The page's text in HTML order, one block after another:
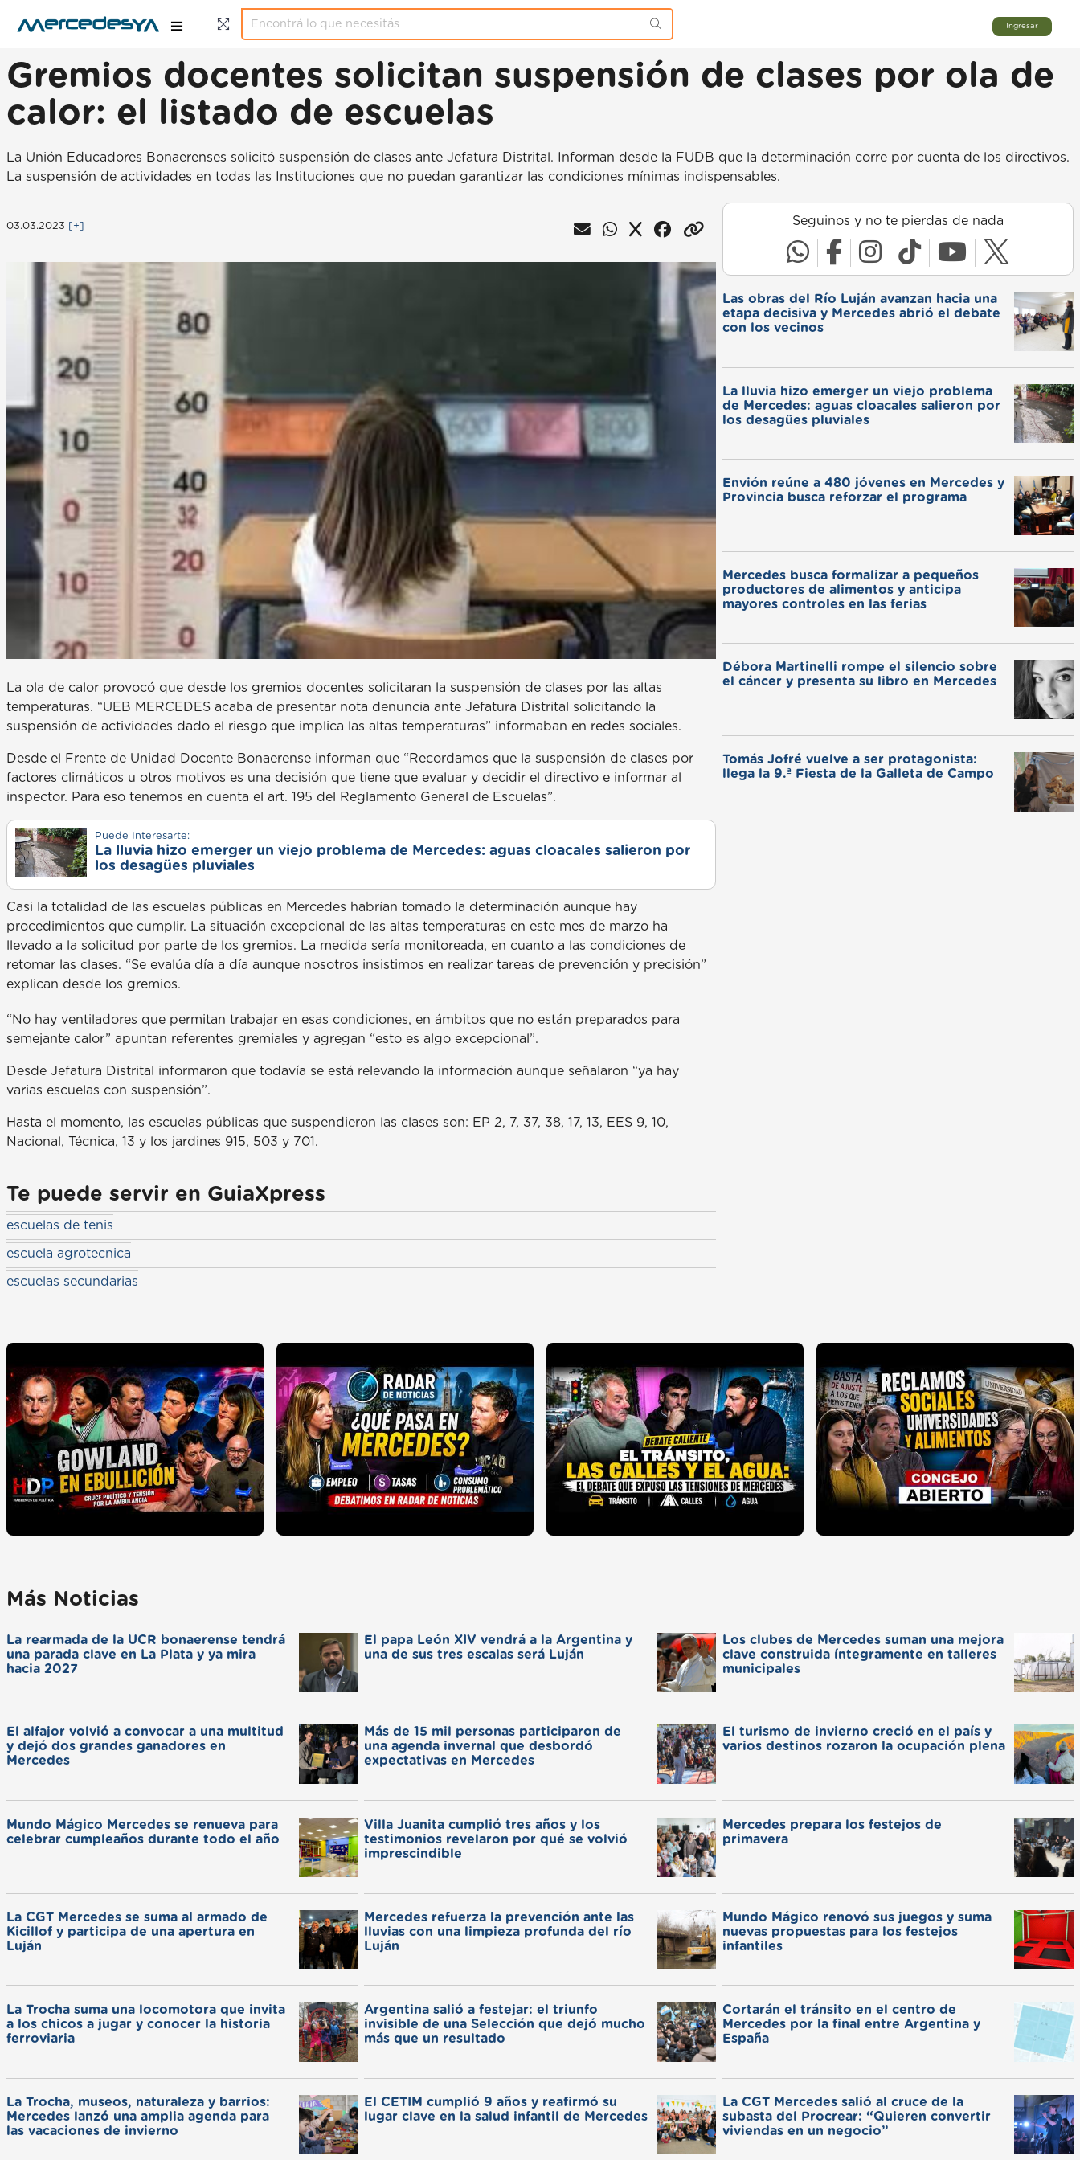
Ingresar
Gremios docentes solicitan suspensión de clases por ola de
calor: el listado de escuelas
La Unión Educadores Bonaerenses solicitó suspensión de clases ante Jefatura Distrital. Informan desde la FUDB que la determinación corre por cuenta de los directivos.
La suspensión de actividades en todas las Instituciones que no puedan garantizar las condiciones mínimas indispensables.
03.03.2023 [+]
La ola de calor provocó que desde los gremios docentes solicitaran la suspensión de clases por las altas
temperaturas. “UEB MERCEDES acaba de presentar nota denuncia ante Jefatura Distrital solicitando la
suspensión de actividades dado el riesgo que implica las altas temperaturas” informaban en redes sociales.
Desde el Frente de Unidad Docente Bonaerense informan que “Recordamos que la suspensión de clases por
factores climáticos u otros motivos es una decisión que tiene que evaluar y decidir el directivo e informar al
inspector. Para eso tenemos en cuenta el art. 195 del Reglamento General de Escuelas”.
Puede Interesarte:
La lluvia hizo emerger un viejo problema de Mercedes: aguas cloacales salieron por
los desagües pluviales
Casi la totalidad de las escuelas públicas en Mercedes habrían tomado la determinación aunque hay
procedimientos que cumplir. La situación excepcional de las altas temperaturas en este mes de marzo ha
llevado a la solicitud por parte de los gremios. La medida sería monitoreada, en cuanto a las condiciones de
retomar las clases. “Se evalúa día a día aunque nosotros insistimos en realizar tareas de prevención y precisión”
explican desde los gremios.
“No hay ventiladores que permitan trabajar en esas condiciones, en ámbitos que no están preparados para
semejante calor” apuntan referentes gremiales y agregan “esto es algo excepcional”.
Desde Jefatura Distrital informaron que todavía se está relevando la información aunque señalaron “ya hay
varias escuelas con suspensión”.
Hasta el momento, las escuelas públicas que suspendieron las clases son: EP 2, 7, 37, 38, 17, 13, EES 9, 10,
Nacional, Técnica, 13 y los jardines 915, 503 y 701.
Te puede servir en GuiaXpress
escuelas de tenis
escuela agrotecnica
escuelas secundarias
Seguinos y no te pierdas de nada
Las obras del Río Luján avanzan hacia una
etapa decisiva y Mercedes abrió el debate
con los vecinos
La lluvia hizo emerger un viejo problema
de Mercedes: aguas cloacales salieron por
los desagües pluviales
Envión reúne a 480 jóvenes en Mercedes y
Provincia busca reforzar el programa
Mercedes busca formalizar a pequeños
productores de alimentos y anticipa
mayores controles en las ferias
Débora Martinelli rompe el silencio sobre
el cáncer y presenta su libro en Mercedes
Tomás Jofré vuelve a ser protagonista:
llega la 9.ª Fiesta de la Galleta de Campo
Más Noticias
La rearmada de la UCR bonaerense tendrá
una parada clave en La Plata y ya mira
hacia 2027
El papa León XIV vendrá a la Argentina y
una de sus tres escalas será Luján
Los clubes de Mercedes suman una mejora
clave construida íntegramente en talleres
municipales
El alfajor volvió a convocar a una multitud
y dejó dos grandes ganadores en
Mercedes
Más de 15 mil personas participaron de
una agenda invernal que desbordó
expectativas en Mercedes
El turismo de invierno creció en el país y
varios destinos rozaron la ocupación plena
Mundo Mágico Mercedes se renueva para
celebrar cumpleaños durante todo el año
Villa Juanita cumplió tres años y los
testimonios revelaron por qué se volvió
imprescindible
Mercedes prepara los festejos de
primavera
La CGT Mercedes se suma al armado de
Kicillof y participa de una apertura en
Luján
Mercedes refuerza la prevención ante las
lluvias con una limpieza profunda del río
Luján
Mundo Mágico renovó sus juegos y suma
nuevas propuestas para los festejos
infantiles
La Trocha suma una locomotora que invita
a los chicos a jugar y conocer la historia
ferroviaria
Argentina salió a festejar: el triunfo
invisible de una Selección que dejó mucho
más que un resultado
Cortarán el tránsito en el centro de
Mercedes por la final entre Argentina y
España
La Trocha, museos, naturaleza y barrios:
Mercedes lanzó una amplia agenda para
las vacaciones de invierno
El CETIM cumplió 9 años y reafirmó su
lugar clave en la salud infantil de Mercedes
La CGT Mercedes salió al cruce de la
subasta del Procrear: “Quieren convertir
viviendas en un negocio”